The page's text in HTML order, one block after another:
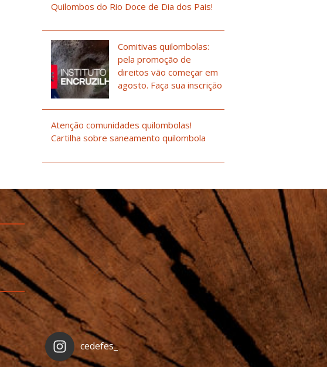
Quilombos do Rio Doce de Dia dos Pais!
Comitivas quilombolas:
pela promoção de
direitos vão começar em
agosto. Faça sua inscrição
Atenção comunidades quilombolas!
Cartilha sobre saneamento quilombola
cedefes_